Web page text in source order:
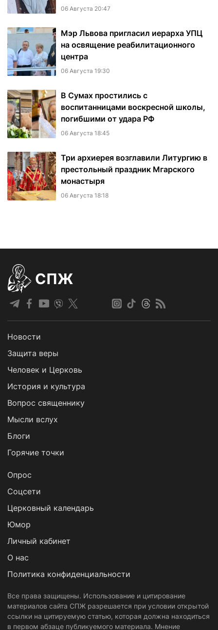
06 Августа 20:47
Мэр Львова пригласил иерарха УПЦ
на освящение реабилитационного
центра
06 Августа 19:30
В Сумах простились с
воспитанницами воскресной школы,
погибшими от удара РФ
06 Августа 18:45
Три архиерея возглавили Литургию в
престольный праздник Мгарского
монастыря
06 Августа 18:18
СПЖ
Новости
Защита веры
Человек и Церковь
История и культура
Вопрос священнику
Мысли вслух
Блоги
Горячие точки
Опрос
Cоцсети
Церковный календарь
Юмор
Личный кабинет
О нас
Политика конфиденциальности
Все права защищены. Использование и цитирование
материалов сайта СПЖ разрешается при условии открытой
ссылки на цитируемую статью, которая должна находиться
в первом абзаце публикуемого материала. Мнение